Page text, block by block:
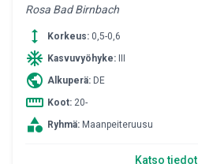
Rosa Bad Birnbach
height Korkeus: 0,5-0,6
ac_unit Kasvuvyöhyke:
public Alkuperä: DE
straighten Koot: 20-
category Ryhmä: Maanpeiteruusu
Katso tiedot